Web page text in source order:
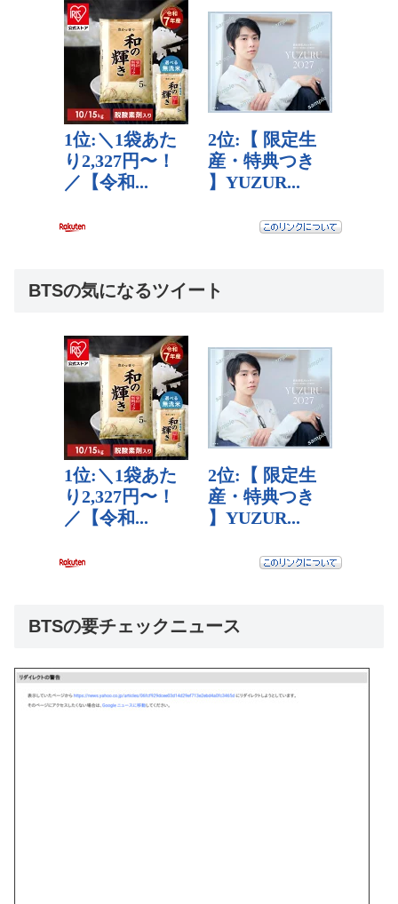
BTSの気になるツイート
BTSの要チェックニュース